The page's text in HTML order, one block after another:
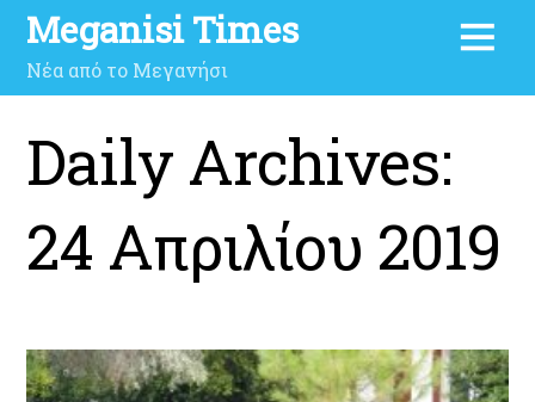
Meganisi Times
Νέα από το Μεγανήσι
Daily Archives:
24 Απριλίου 2019